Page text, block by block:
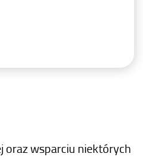
oraz wsparciu niektórych